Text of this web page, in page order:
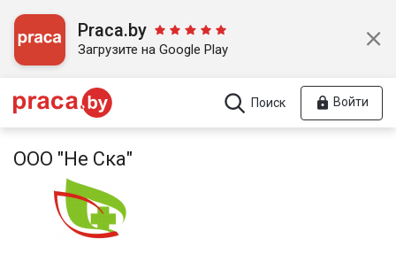
Praca.by
Загрузите на Google Play
Поиск Войти
ООО "Не Ска"